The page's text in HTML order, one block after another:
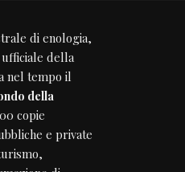
di enologia,
della
nel tempo il
della
copie
e private